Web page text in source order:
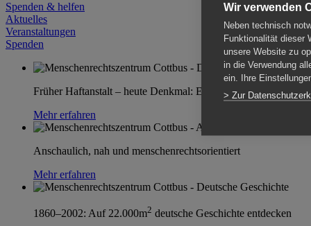
Spenden & helfen
Aktuelles
Veranstaltungen
Spenden
Früher Haftanstalt – heute Denkmal: Einen Ort im Wandel
Mehr erfahren
Anschaulich, nah und menschenrechtsorientiert
Mehr erfahren
1860–2002: Auf 22.000m2 deutsche Geschichte entdecken
Wir verwenden
Neben technisch
Funktionalität dieser
unsere Website zu
in die Verwendung
ein. Ihre
> Zur